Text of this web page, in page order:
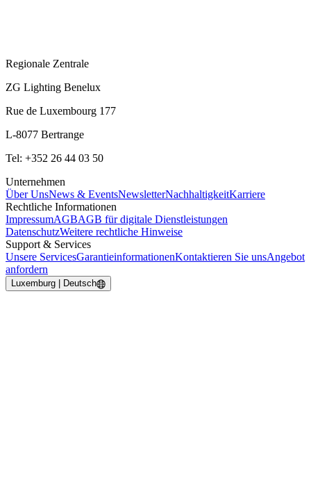
Regionale Zentrale
ZG Lighting Benelux
Rue de Luxembourg 177
L-8077 Bertrange
Tel: +352 26 44 03 50
Unternehmen
Über UnsNews & EventsNewsletterNachhaltigkeitKarriere
Rechtliche Informationen
ImpressumAGBAGB für digitale Dienstleistungen
DatenschutzWeitere rechtliche Hinweise
Support & Services
Unsere ServicesGarantieinformationenKontaktieren Sie unsAngebot
anfordern
Luxemburg | Deutsch